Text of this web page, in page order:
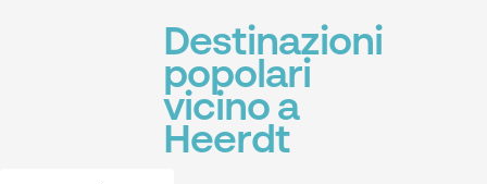
Destinazioni
popolari
vicino a
Heerdt